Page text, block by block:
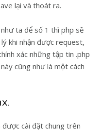
lại và thoát ra.
ta để số 1 thì php sẽ
khi nhận được request,
xác những tập tin .php
cũng như là một cách
cài đặt chung trên